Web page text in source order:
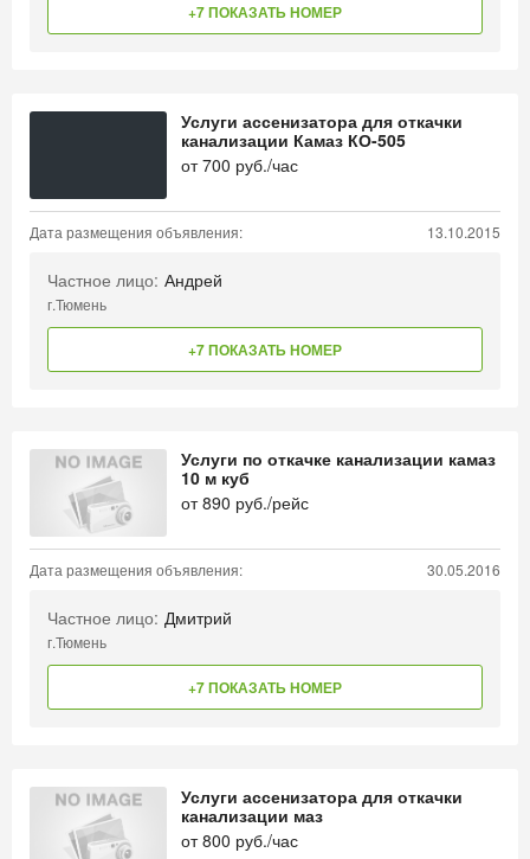
+7 ПОКАЗАТЬ НОМЕР
Услуги ассенизатора для откачки
канализации Камаз КО-505
от700 руб./час
Дата размещения объявления: 13.10.2015
Частное лицо: Андрей
г.Тюмень
+7 ПОКАЗАТЬ НОМЕР
Услуги по откачке канализации камаз
10 м куб
от890 руб./рейс
Дата размещения объявления: 30.05.2016
Частное лицо: Дмитрий
г.Тюмень
+7 ПОКАЗАТЬ НОМЕР
Услуги ассенизатора для откачки
канализации маз
от800 руб./час